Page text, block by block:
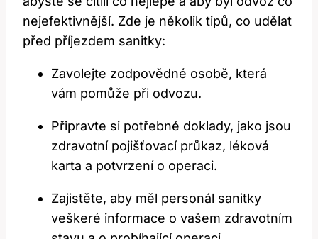
nejefektivnější. Zde je několik tipů, co udělat
před příjezdem sanitky:
Zavolejte zodpovědné osobě, která
vám pomůže při odvozu.
Připravte si potřebné doklady, jako jsou
zdravotní pojišťovací průkaz, léková
karta a potvrzení o operaci.
Zajistěte, aby měl personál sanitky
veškeré informace o vašem zdravotním